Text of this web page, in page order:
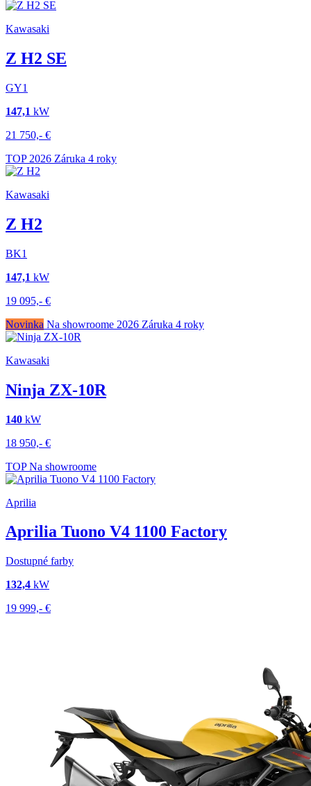
Kawasaki
Z H2 SE
GY1
147,1 kW
21 750,- €
TOP 2026 Záruka 4 roky
Kawasaki
Z H2
BK1
147,1 kW
19 095,- €
Novinka Na showroome 2026 Záruka 4 roky
Kawasaki
Ninja ZX-10R
140 kW
18 950,- €
TOP Na showroome
Aprilia
Aprilia Tuono V4 1100 Factory
Dostupné farby
132,4 kW
19 999,- €